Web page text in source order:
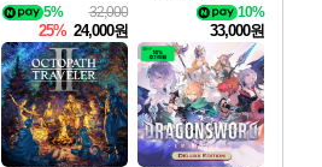
32,000
5%
25% 24,000원
10%
33,000원